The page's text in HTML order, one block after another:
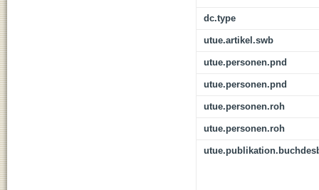
dc.type
utue.artikel.swb
utue.personen.pnd
utue.personen.pnd
utue.personen.roh
utue.personen.roh